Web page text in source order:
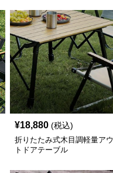
¥18,880 (税込)
折りたたみ式木目調軽量アウ
トドアテーブル